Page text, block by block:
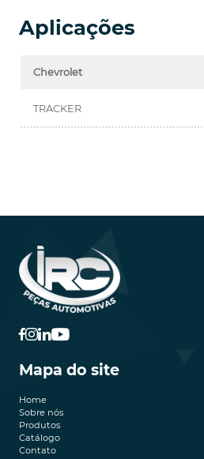
Aplicações
Chevrolet
TRACKER
Mapa do site
Home
Sobre nós
Produtos
Catálogo
Contato